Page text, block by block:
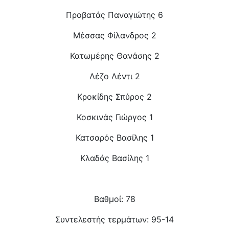
Προβατάς Παναγιώτης 6
Μέσσας Φίλανδρος 2
Κατωμέρης Θανάσης 2
Λέζο Λέντι 2
Κροκίδης Σπύρος 2
Κοσκινάς Γιώργος 1
Κατσαρός Βασίλης 1
Κλαδάς Βασίλης 1
Βαθμοί: 78
Συντελεστής τερμάτων: 95-14